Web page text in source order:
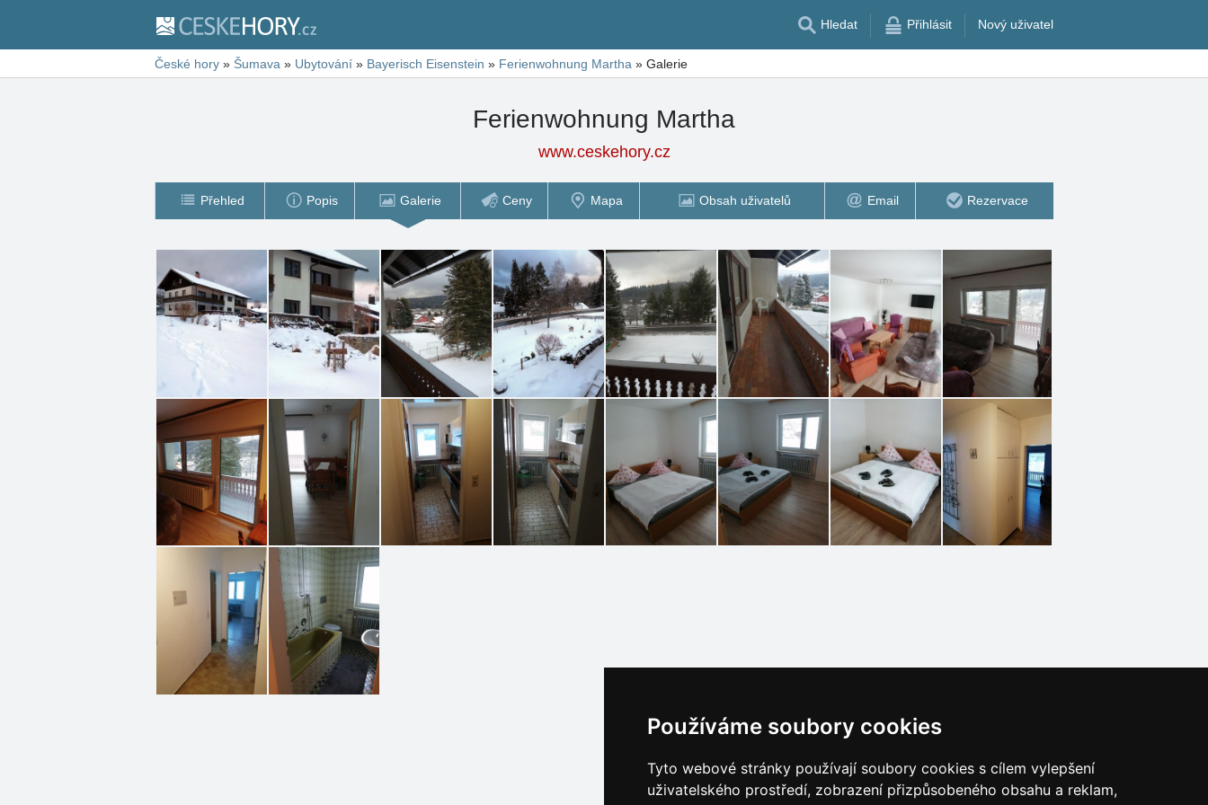
Používáme soubory cookies
Tyto webové stránky používají soubory cookies s cílem vylepšení
uživatelského prostředí, zobrazení přizpůsobeného obsahu a reklam,
Hledat Přihlásit Nový uživatel
České hory » Šumava » Ubytování » Bayerisch Eisenstein » Ferienwohnung Martha » Galerie
Ferienwohnung Martha
www.ceskehory.cz
Přehled Popis Galerie Ceny Mapa Obsah uživatelů Email Rezervace